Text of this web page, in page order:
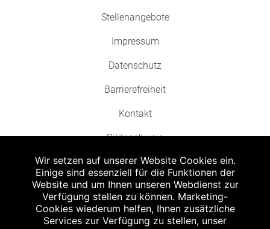
Stellenangebote
Impressum
Datenschutz
Barrierefreiheit
Kontakt
Bildnachweis
Abgabe in haushaltsüblichen Mengen, solange der Vorrat reicht. Für Druck-
und Satzfehler keine Haftung.
Wir setzen auf unserer Website Cookies ein.
Einige sind essenziell für die Funktionen der
Website und um Ihnen unseren Webdienst zur
Verfügung stellen zu können. Marketing-
Cookies wiederum helfen, Ihnen zusätzliche
Services zur Verfügung zu stellen, unser